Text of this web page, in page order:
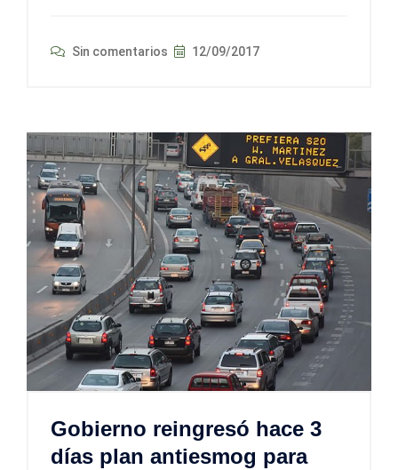
Sin comentarios 12/09/2017
Gobierno reingresó hace 3
días plan antiesmog para